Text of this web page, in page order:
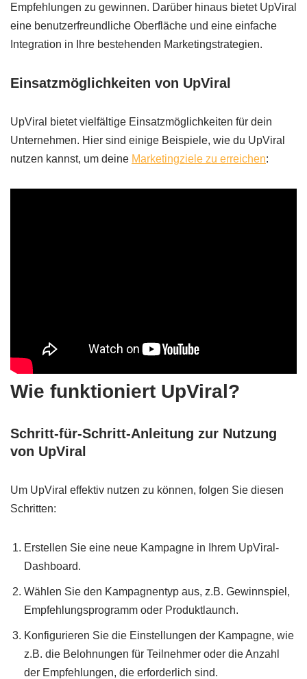
Empfehlungen zu gewinnen. Darüber hinaus bietet UpViral
eine benutzerfreundliche Oberfläche und eine einfache
Integration in Ihre bestehenden Marketingstrategien.
Einsatzmöglichkeiten von UpViral
UpViral bietet vielfältige Einsatzmöglichkeiten für dein
Unternehmen. Hier sind einige Beispiele, wie du UpViral
nutzen kannst, um deine Marketingziele zu erreichen:
Wie funktioniert UpViral?
Schritt-für-Schritt-Anleitung zur Nutzung
von UpViral
Um UpViral effektiv nutzen zu können, folgen Sie diesen
Schritten:
Erstellen Sie eine neue Kampagne in Ihrem UpViral-
Dashboard.
Wählen Sie den Kampagnentyp aus, z.B. Gewinnspiel,
Empfehlungsprogramm oder Produktlaunch.
Konfigurieren Sie die Einstellungen der Kampagne, wie
z.B. die Belohnungen für Teilnehmer oder die Anzahl
der Empfehlungen, die erforderlich sind.